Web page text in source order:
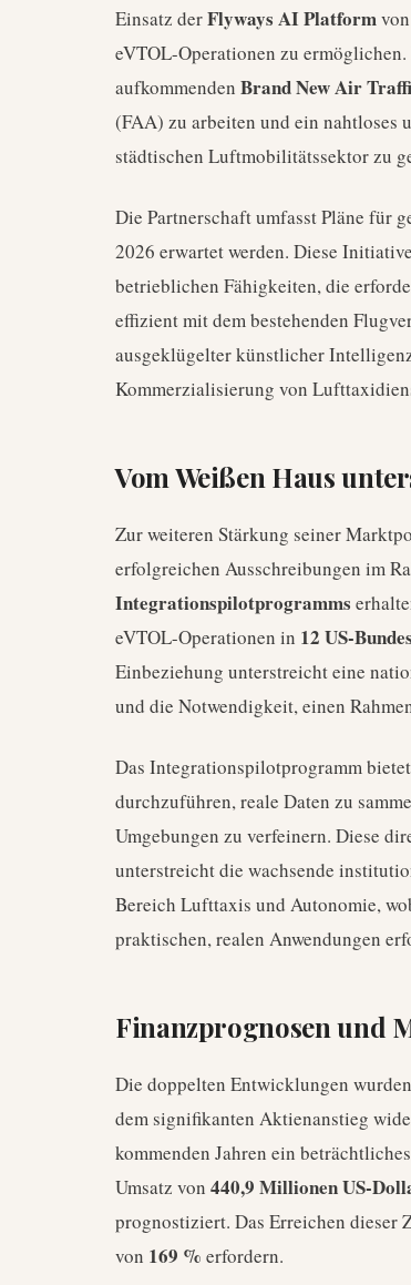
Einsatz derFlyways AI Platform
eVTOL-Operationen zu
aufkommenden Brand New Air
(FAA) zu arbeiten und ein nahtloses
städtischen Luftmobilitätssektor zu
Die Partnerschaft umfasst Pläne für
2026 erwartet werden. Diese
betrieblichen Fähigkeiten, die
effizient mit dem bestehenden
ausgeklügelter künstlicher
Kommerzialisierung von
Vom Weißen Haus
Zur weiteren Stärkung seiner
erfolgreichen Ausschreibungen im
Integrationspilotprogramms
eVTOL-Operationen in 12 US-
Einbeziehung unterstreicht eine
und die Notwendigkeit, einen
Das Integrationspilotprogramm
durchzuführen, reale Daten zu
Umgebungen zu verfeinern. Diese
unterstreicht die wachsende
Bereich Lufttaxis und Autonomie,
praktischen, realen Anwendungen
Finanzprognosen und
Die doppelten Entwicklungen
dem signifikanten Aktienanstieg
kommenden Jahren ein
Umsatz von 440,9 Millionen US-
prognostiziert. Das Erreichen dieser
von 169 % erfordern.